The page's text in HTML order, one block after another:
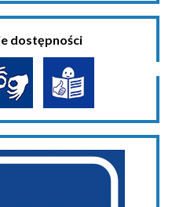
dostępności